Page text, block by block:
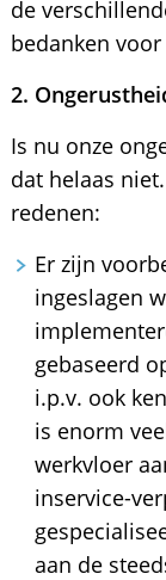
de
bedanken
2.
Is nu onze
dat helaas
redenen:
Er zijn
ingeslagen
gebaseerd
i.p.v. ook
is enorm
werkvloer
inservice-
aan de